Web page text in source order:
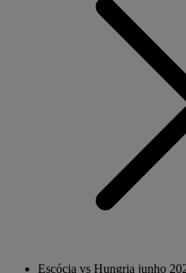
Escócia vs Hungria junho